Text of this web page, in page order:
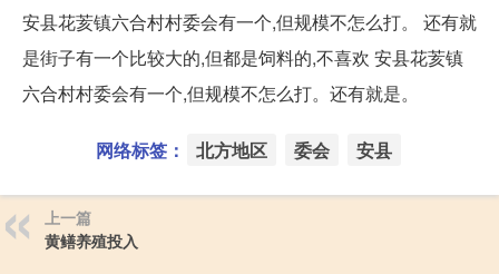
安县花荄镇六合村村委会有一个,但规模不怎么打。 还有就
是街子有一个比较大的,但都是饲料的,不喜欢 安县花荄镇
六合村村委会有一个,但规模不怎么打。还有就是。
网络标签： 北方地区 委会 安县
上一篇
黄鳝养殖投入